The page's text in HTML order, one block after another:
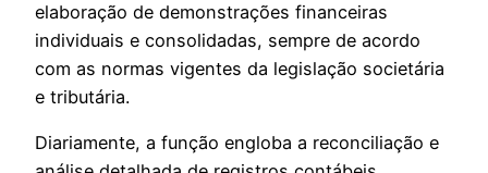
elaboração de demonstrações financeiras
individuais e consolidadas, sempre de acordo
com as normas vigentes da legislação societária
e tributária.
Diariamente, a função engloba a reconciliação e